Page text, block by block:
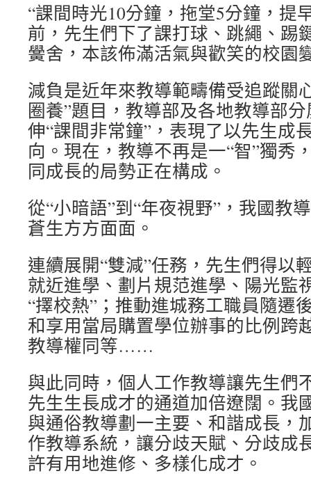
“課間時光10分鐘，拖堂5分鐘，提
前，先生們下了課打球、跳繩、踢
黌舍，本該佈滿活氣與歡笑的校園
減負是近年來教導範疇備受追蹤關
圈養”題目，教導部及各地教導部
伸“課間非常鐘”，表現了以先生成
向。現在，教導不再是一“智”獨秀
同成長的局勢正在構成。
從“小暗語”到“年夜視野”，我國教
蒼生方方面面。
連續展開“雙減”任務，先生們得以
就近進學、劃片規范進學、陽光監
“擇校熱”；推動進城務工職員隨遷
和享用當局購置學位辦事的比例跨
教導權同等……
與此同時，個人工作教導讓先生們
先生生長成才的通道加倍遼闊。我
與通俗教導劃一主要、和諧成長，
作教導系統，讓分歧天賦、分歧成
許有用地進修、多樣化成才。